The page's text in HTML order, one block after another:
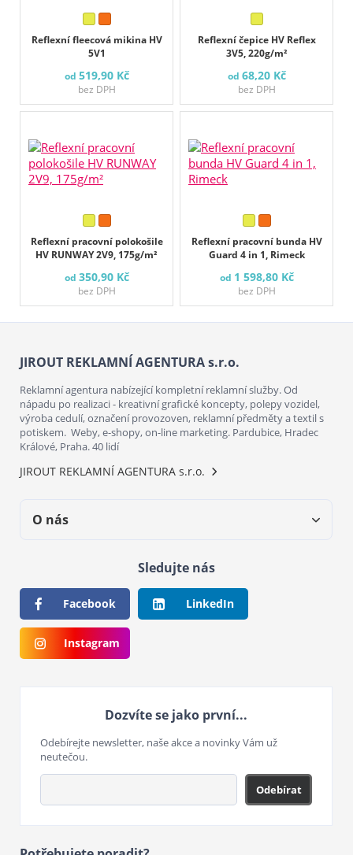
Reflexní fleecová mikina HV
5V1
od 519,90 Kč
bez DPH
Reflexní čepice HV Reflex
3V5, 220g/m²
od 68,20 Kč
bez DPH
Reflexní pracovní polokošile
HV RUNWAY 2V9, 175g/m²
od 350,90 Kč
bez DPH
Reflexní pracovní bunda HV
Guard 4 in 1, Rimeck
od 1 598,80 Kč
bez DPH
JIROUT REKLAMNÍ AGENTURA s.r.o.
Reklamní agentura nabízející kompletní reklamní služby. Od
nápadu po realizaci - kreativní grafické koncepty, polepy vozidel,
výroba cedulí, označení provozoven, reklamní předměty a textil s
potiskem. Weby, e-shopy, on-line marketing. Pardubice, Hradec
Králové, Praha. 40 lidí
JIROUT REKLAMNÍ AGENTURA s.r.o.
O nás
Sledujte nás
Facebook LinkedIn
Instagram
Dozvíte se jako první...
Odebírejte newsletter, naše akce a novinky Vám už
neutečou.
Odebírat